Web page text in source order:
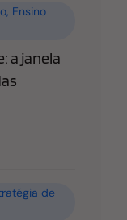
, Ensino
a janela
de